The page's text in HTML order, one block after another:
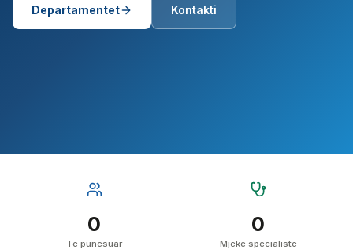
Departamentet Kontakti
0
Të punësuar
0
Mjekë specialistë